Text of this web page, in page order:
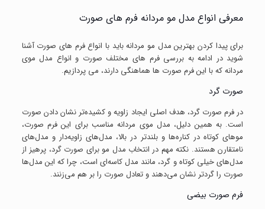
معرفی انواع مدل مو مردانه فرم های صورت
برای پیدا کردن بهترین مدل مو مردانه باید با انواع فرم های صورت آشنا
شوید در ادامه به بررسی فرم های مختلف صورت و انواع مدل موی
مردانه که با این فرم صورت ها هماهنگی دارند، می پردازیم.
صورت گرد
در فرم صورت گرد، هدف اصلی ایجاد زاویه و کشیده‌تر نشان دادن صورت
است. به همین دلیل، مدل موی مردانه مناسب برای این فرم صورت،
موهای کوتاه در کناره‌ها و بلندتر در بالا، مدل‌های زاویه‌دار و مدل‌های
نامتقارن هستند. نکته مهم در انتخاب مدل مو برای صورت گرد، پرهیز از
مدل‌های خیلی کوتاه و گرد، مانند مدل کاسه‌ای است، چرا که این مدل‌ها
صورت را گردتر نشان می‌دهند و تعادل صورت را بر هم می‌زنند.
فرم صورت بیضی